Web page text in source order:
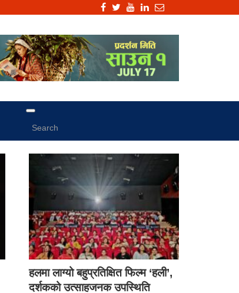
हलमा लाग्यो बहुप्रतिक्षित फिल्म ‘हली’,
दर्शकको उत्साहजनक उपस्थिति